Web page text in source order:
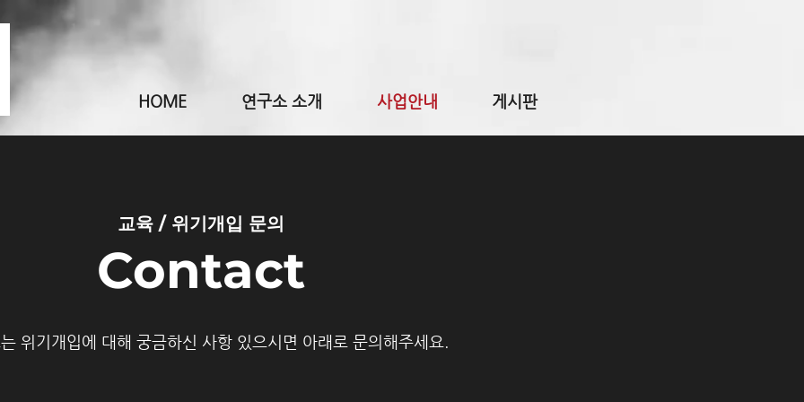
HOME 연구소 소개 사업안내 게시판
교육 / 위기개입 문의
Contact
위기개입에 대해 궁금하신 사항 있으시면 아래로 문의해주세요.